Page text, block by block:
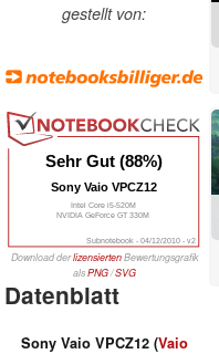
gestellt von:
Sehr Gut (88%)
Sony Vaio VPCZ12
Intel Core i5-520M
NVIDIA GeForce GT 330M
Subnotebook - 04/12/2010 - v2
Download derlizensiertenBewertungsgrafik
alsPNG/SVG
Datenblatt
Sony Vaio VPCZ12 (Vaio